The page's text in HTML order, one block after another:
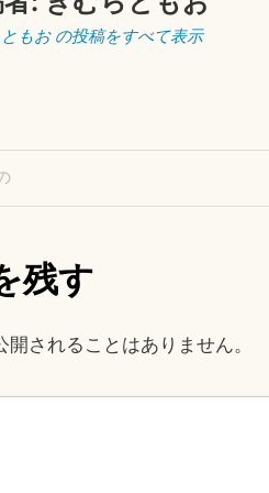
もお の投稿をすべて表示
残す
開されることはありません。